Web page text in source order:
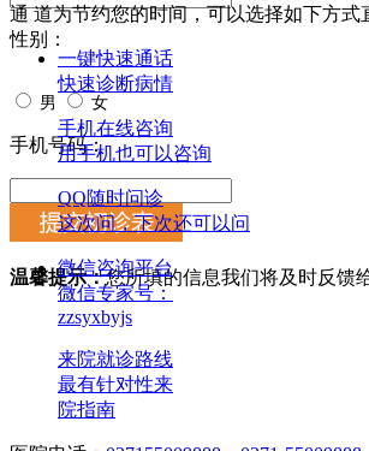
性别：
男 女
手机号码：
温馨提示：您所填的信息我们将及时反馈
通 道为节约您的时间，可以选择如下方式
一键快速通话
快速诊断病情
手机在线咨询
用手机也可以咨询
QQ随时问诊
这次问，下次还可以问
微信咨询平台
微信专家号：
zzsyxbyjs
来院就诊路线
最有针对性来
院指南